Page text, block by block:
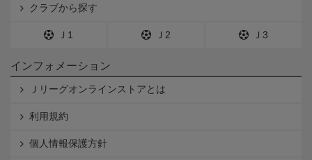
クラブから探す
Ｊ1 Ｊ2 Ｊ3
インフォメーション
Ｊリーグオンラインストアとは
利用規約
個人情報保護方針